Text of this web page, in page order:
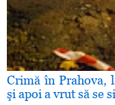
Crimă în Prahova,
şi apoi a vrut să se